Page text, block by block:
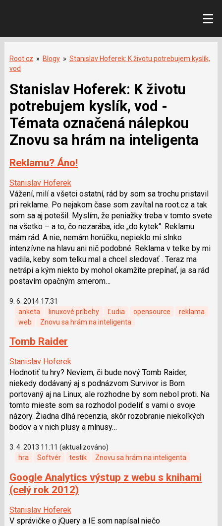
Root.cz » Blogy » Stanislav Hoferek: K životu potrebujem kyslík,
vod
Stanislav Hoferek: K životu
potrebujem kyslík, vod -
Témata označená nálepkou
Znovu sa hrám na inteligenta
Reklamu? Áno!
Stanislav Hoferek
Vážení, milí a všetci ostatní, rád by som sa trochu pristavil
pri reklame. Po nejakom čase som zavítal na root.cz a tak
som sa aj potešil. Myslím, že peniažky treba v tomto svete
na všetko – a to, čo nezarába, ide „do kytek“. Reklamu
mám rád. A nie, nemám horúčku, nepieklo mi slnko
intenzívne na hlavu ani nič podobné. Reklama v telke by mi
vadila, keby som telku mal a chcel sledovať . Teraz ma
netrápi a kým niekto by mohol okamžite prepínať, ja sa rád
postavím opačným smerom…
9. 6. 2014 17:31
anketa
linuxové príbehy Ľudia opensource
reklama
web
Znovu sa hrám na inteligenta
Tomb Raider
Stanislav Hoferek
Hodnotiť tu hry? Neviem, či bude nový Tomb Raider,
niekedy dodávaný aj s podnázvom Survivor is Born
portovaný aj na Linux, ale rozhodne by som nebol proti. Na
tomto mieste som sa rozhodol podeliť s vami o svoje
názory. Žiadna dlhá recenzia, skôr rozobranie niekoľkých
bodov a v nich plusy a mínusy…
3. 4. 2013 11:11 (aktualizováno)
hra
Softvér testík Znovu sa hrám na inteligenta
Google Analytics výstup z webu s knihami
(celý rok 2012)
Stanislav Hoferek
V správičke o jQuery a IE som napísal niečo